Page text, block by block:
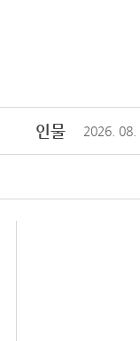
인물 2026 08